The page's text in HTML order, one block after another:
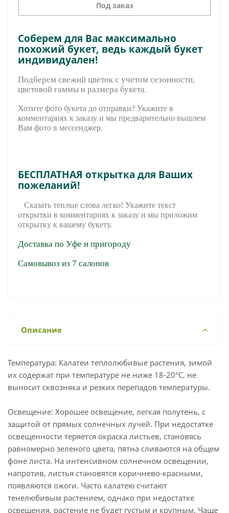
Под заказ
Соберем для Вас максимально
похожий букет, ведь каждый букет
индивидуален!
Подберем свежий цветок с учетом сезонности,
цветовой гаммы и размера букета.
Хотите фото букета до отправки? Укажите в
комментариях к заказу и мы предварительно вышлем
Вам фото в мессенджер.
БЕСПЛАТНАЯ открытка для Ваших
пожеланий!
Сказать теплые слова легко! Укажите текст
открытки в комментариях к заказу и мы приложим
открытку к вашему букету.
Доставка по Уфе и пригороду
Самовывоз из 7 салонов
Описание
Температура: Калатеи теплолюбивые растения, зимой
их содержат при температуре не ниже 18-20°С, не
выносит сквозняка и резких перепадов температуры.
Освещение: Хорошее освещение, легкая полутень, с
защитой от прямых солнечных лучей. При недостатке
освещенности теряется окраска листьев, становясь
равномерно зеленого цвета, пятна сливаются на общем
фоне листа. На интенсивном солнечном освещении,
напротив, листья становятся коричнево-красными,
появляются ожоги. Часто калатею считают
тенелюбивым растением, однако при недостатке
освещения, растение не будет густым и крупным. Чаще